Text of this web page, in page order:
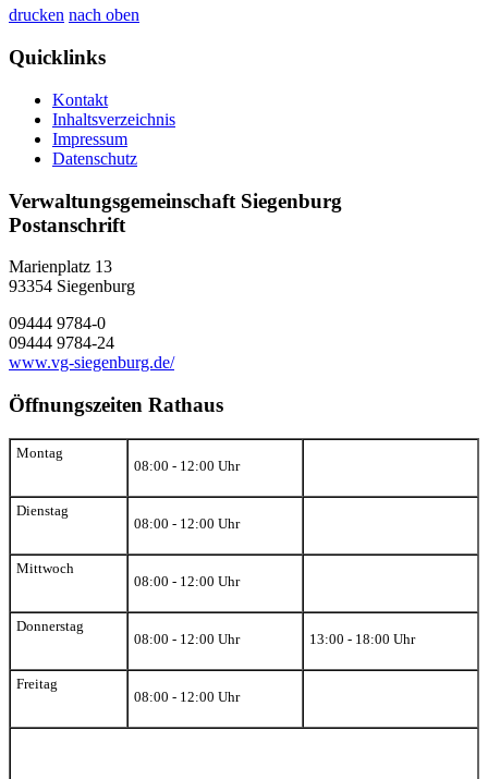
drucken nach oben
Quicklinks
Kontakt
Inhaltsverzeichnis
Impressum
Datenschutz
Verwaltungsgemeinschaft Siegenburg
Postanschrift
Marienplatz 13
93354 Siegenburg
09444 9784-0
09444 9784-24
www.vg-siegenburg.de/
Öffnungszeiten Rathaus
Montag
08:00 - 12:00 Uhr
Dienstag
08:00 - 12:00 Uhr
Mittwoch
08:00 - 12:00 Uhr
Donnerstag
08:00 - 12:00 Uhr
13:00 - 18:00 Uhr
Freitag
08:00 - 12:00 Uhr